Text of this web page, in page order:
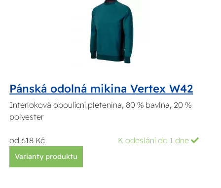
Pánská odolná mikina Vertex W42
Interloková oboulícní pletenina, 80 % bavlna, 20 %
polyester
od 618 Kč K odeslání do 1 dne
Varianty produktu